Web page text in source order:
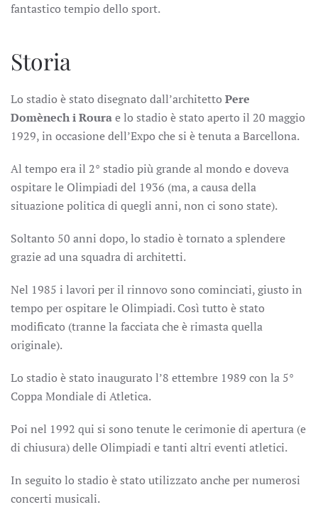
fantastico tempio dello sport.
Storia
Lo stadio è stato disegnato dall’architetto Pere
Domènech i Rourae lo stadio è stato aperto il 20 maggio
1929, in occasione dell’Expo che si è tenuta a Barcellona.
Al tempo era il 2° stadio più grande al mondo e doveva
ospitare le Olimpiadi del 1936 (ma, a causa della
situazione politica di quegli anni, non ci sono state).
Soltanto 50 anni dopo, lo stadio è tornato a splendere
grazie ad una squadra di architetti.
Nel 1985 i lavori per il rinnovo sono cominciati, giusto in
tempo per ospitare le Olimpiadi. Così tutto è stato
modificato (tranne la facciata che è rimasta quella
originale).
Lo stadio è stato inaugurato l’8 ettembre 1989 con la 5°
Coppa Mondiale di Atletica.
Poi nel 1992 qui si sono tenute le cerimonie di apertura (e
di chiusura) delle Olimpiadi e tanti altri eventi atletici.
In seguito lo stadio è stato utilizzato anche per numerosi
concerti musicali.